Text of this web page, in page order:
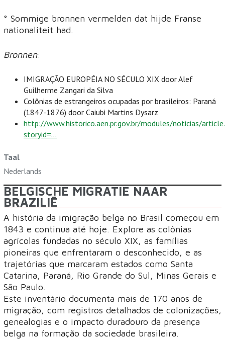
° Sommige bronnen vermelden dat hijde Franse
nationaliteit had.
Bronnen:
IMIGRAÇÃO EUROPÉIA NO SÉCULO XIX door Alef
Guilherme Zangari da Silva
Colônias de estrangeiros ocupadas por brasileiros: Paraná
(1847-1876) door Caiubi Martins Dysarz
http://www.historico.aen.pr.gov.br/modules/noticias/
storyid=...
Taal
Nederlands
BELGISCHE MIGRATIE NAAR
BRAZILIË
A história da imigração belga no Brasil começou em
1843 e continua até hoje. Explore as colônias
agrícolas fundadas no século XIX, as famílias
pioneiras que enfrentaram o desconhecido, e as
trajetórias que marcaram estados como Santa
Catarina, Paraná, Rio Grande do Sul, Minas Gerais e
São Paulo.
Este inventário documenta mais de 170 anos de
migração, com registros detalhados de colonizações,
genealogias e o impacto duradouro da presença
belga na formação da sociedade brasileira.